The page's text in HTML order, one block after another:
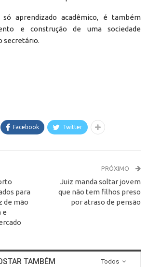
só aprendizado acadêmico, é também
e construção de uma sociedade
secretário.
Facebook Twitter
para
de mão
e
PRÓXIMO
Juiz manda soltar jovem
que não tem filhos preso
por atraso de pensão
Todos
TAMBÉM